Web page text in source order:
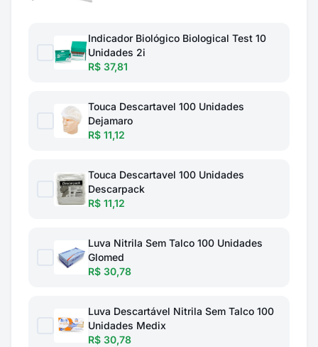
Indicador Biológico Biological Test 10
Unidades 2i
R$ 37,81
Touca Descartavel 100 Unidades
Dejamaro
R$ 11,12
Touca Descartavel 100 Unidades
Descarpack
R$ 11,12
Luva Nitrila Sem Talco 100 Unidades
Glomed
R$ 30,78
Luva Descartável Nitrila Sem Talco 100
Unidades Medix
R$ 30,78